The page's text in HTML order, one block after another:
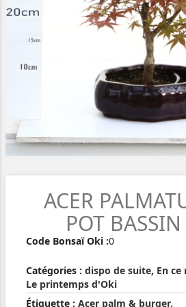
ACER
POT
Code Bonsaï Oki :0
Catégories : dispo de suite, En
Le printemps d'Oki
Étiquette : Acer palm & burger.